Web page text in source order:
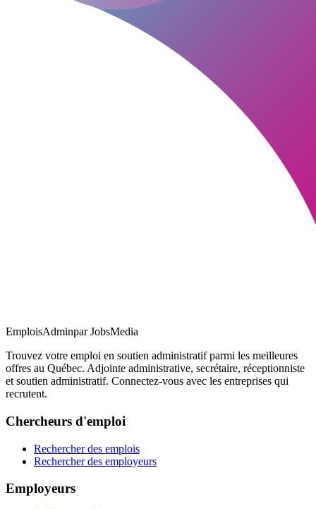
EmploisAdminpar JobsMedia
Trouvez votre emploi en soutien administratif parmi les meilleures
offres au Québec. Adjointe administrative, secrétaire, réceptionniste
et soutien administratif. Connectez-vous avec les entreprises qui
recrutent.
Chercheurs d'emploi
Rechercher des emplois
Rechercher des employeurs
Employeurs